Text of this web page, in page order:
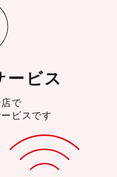
ービス
で
ビスです